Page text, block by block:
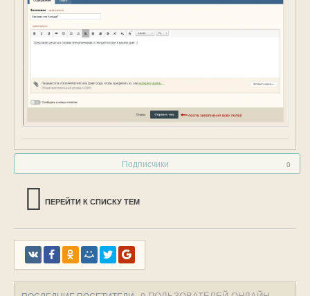
Подписчики 0
ПЕРЕЙТИ К СПИСКУ ТЕМ